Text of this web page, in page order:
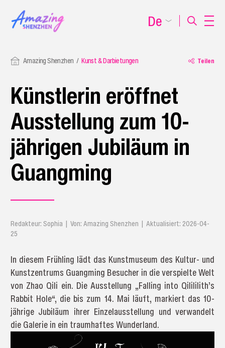
Amazing Shenzhen Kunst & Darbietungen Teilen
Künstlerin eröffnet
Ausstellung zum 10-
jährigen Jubiläum in
Guangming
Redakteur: Sophia | Von: Amazing Shenzhen | Aktualisiert: 2026-04-
25
In diesem Frühling lädt das Kunstmuseum des Kultur- und
Kunstzentrums Guangming Besucher in die verspielte Welt
von Zhao Qili ein. Die Ausstellung „Falling into Qilililith’s
Rabbit Hole“, die bis zum 14. Mai läuft, markiert das 10-
jährige Jubiläum ihrer Einzelausstellung und verwandelt
die Galerie in ein traumhaftes Wunderland.
De